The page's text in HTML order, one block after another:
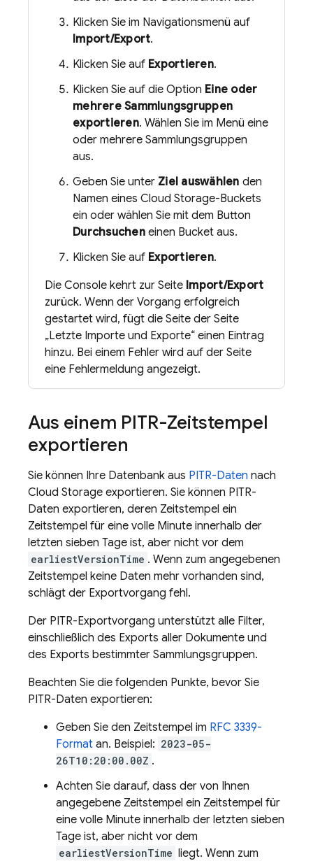
Klicken Sie im Navigationsmenü auf
Import/Export.
Klicken Sie auf Exportieren.
Klicken Sie auf die Option Eine oder
mehrere Sammlungsgruppen
exportieren. Wählen Sie im Menü eine
oder mehrere Sammlungsgruppen
aus.
Geben Sie unter Ziel auswählen den
Namen eines Cloud Storage-Buckets
ein oder wählen Sie mit dem Button
Durchsucheneinen Bucket aus.
Klicken Sie auf Exportieren.
Die Console kehrt zur Seite Import/Export
zurück. Wenn der Vorgang erfolgreich
gestartet wird, fügt die Seite der Seite
„Letzte Importe und Exporte“ einen Eintrag
hinzu. Bei einem Fehler wird auf der Seite
eine Fehlermeldung angezeigt.
Aus einem PITR-Zeitstempel
exportieren
Sie können Ihre Datenbank aus PITR-Daten nach
Cloud Storage exportieren. Sie können PITR-
Daten exportieren, deren Zeitstempel ein
Zeitstempel für eine volle Minute innerhalb der
letzten sieben Tage ist, aber nicht vor dem
earliestVersionTime . Wenn zum angegebenen
Zeitstempel keine Daten mehr vorhanden sind,
schlägt der Exportvorgang fehl.
Der PITR-Exportvorgang unterstützt alle Filter,
einschließlich des Exports aller Dokumente und
des Exports bestimmter Sammlungsgruppen.
Beachten Sie die folgenden Punkte, bevor Sie
PITR-Daten exportieren:
Geben Sie den Zeitstempel im RFC 3339-
Format an. Beispiel: 2023-05-
26T10:20:00.00Z .
Achten Sie darauf, dass der von Ihnen
angegebene Zeitstempel ein Zeitstempel für
eine volle Minute innerhalb der letzten sieben
Tage ist, aber nicht vor dem
earliestVersionTime liegt. Wenn zum